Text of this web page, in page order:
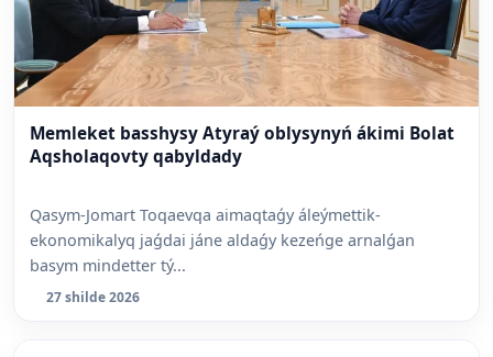
Memleket basshysy Atyraý oblysynyń ákimi Bolat
Aqsholaqovty qabyldady
Qasym-Jomart Toqaevqa aimaqtaǵy áleýmettik-
ekonomikalyq jaǵdai jáne aldaǵy kezeńge arnalǵan
basym mindetter tý...
27 shilde 2026